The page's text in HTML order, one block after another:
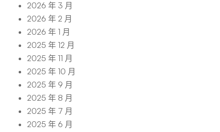
2026 年 3 月
2026 年 2 月
2026 年 1 月
2025 年 12 月
2025 年 11 月
2025 年 10 月
2025 年 9 月
2025 年 8 月
2025 年 7 月
2025 年 6 月